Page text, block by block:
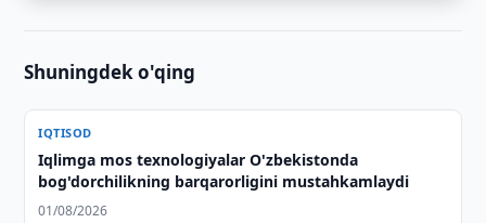
Shuningdek o'qing
IQTISOD
Iqlimga mos texnologiyalar O'zbekistonda
bog'dorchilikning barqarorligini mustahkamlaydi
01/08/2026